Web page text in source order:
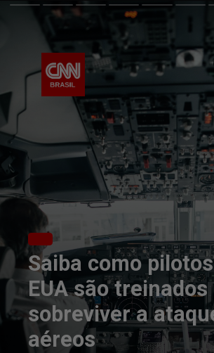
Saiba como
EUA são treinados
sobreviver a
aéreos